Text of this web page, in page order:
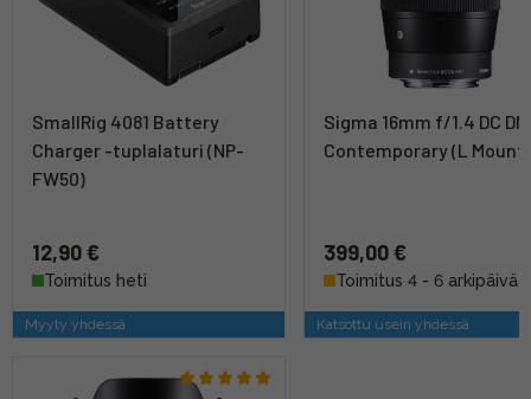
SmallRig 4081 Battery
Charger -tuplalaturi (NP-
FW50)
12,90 €
Toimitus heti
Myyty yhdessä
Sigma 16mm f/1.4 DC DN
Contemporary (L Mount)
399,00 €
Toimitus 4 - 6 arkipäivää
Katsottu usein yhdessä